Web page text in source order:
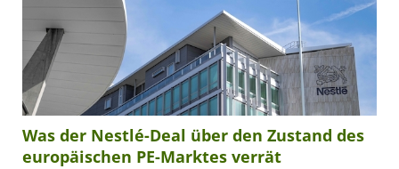
Was der Nestlé-Deal über den Zustand des
europäischen PE-Marktes verrät